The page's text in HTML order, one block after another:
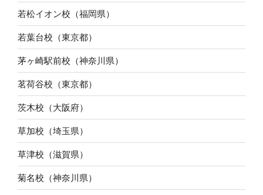
若松イオン校（福岡県）
若葉台校（東京都）
茅ヶ崎駅前校（神奈川県）
茗荷谷校（東京都）
茨木校（大阪府）
草加校（埼玉県）
草津校（滋賀県）
菊名校（神奈川県）